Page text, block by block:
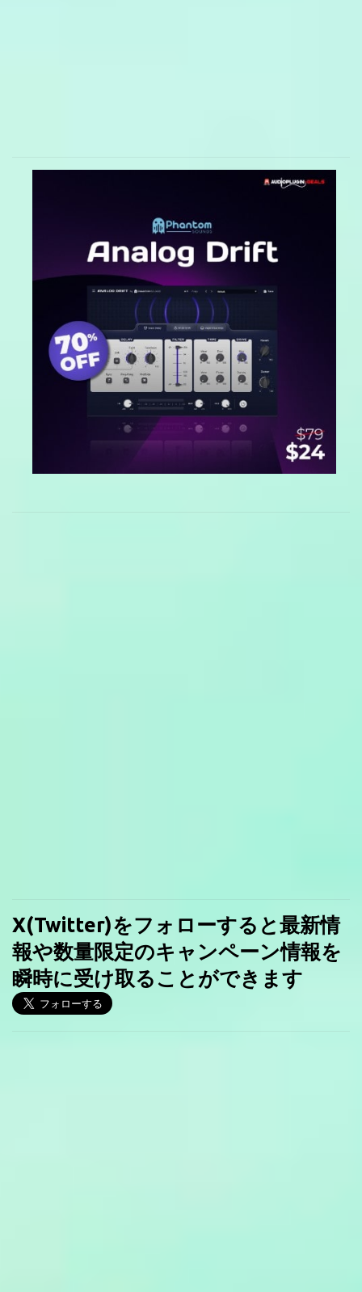
X(Twitter)をフォローすると最新情
報や数量限定のキャンペーン情報を
瞬時に受け取ることができます